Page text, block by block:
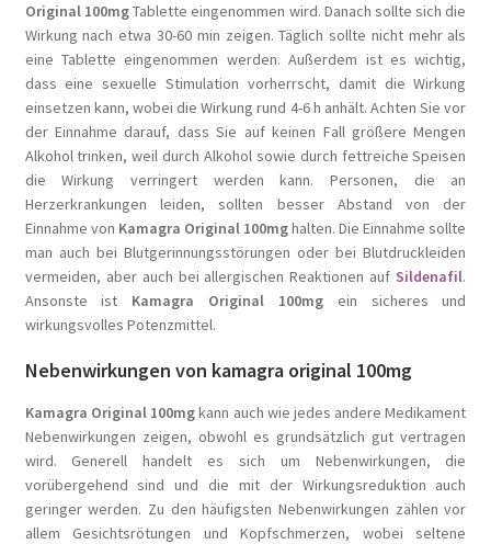
Original 100mgTablette eingenommen wird. Danach sollte sich die
Wirkung nach etwa 30-60 min zeigen. Täglich sollte nicht mehr als
eine Tablette eingenommen werden. Außerdem ist es wichtig,
dass eine sexuelle Stimulation vorherrscht, damit die Wirkung
einsetzen kann, wobei die Wirkung rund 4-6 h anhält. Achten Sie vor
der Einnahme darauf, dass Sie auf keinen Fall größere Mengen
Alkohol trinken, weil durch Alkohol sowie durch fettreiche Speisen
die Wirkung verringert werden kann. Personen, die an
Herzerkrankungen leiden, sollten besser Abstand von der
Einnahme von Kamagra Original 100mghalten. Die Einnahme sollte
man auch bei Blutgerinnungsstörungen oder bei Blutdruckleiden
vermeiden, aber auch bei allergischen Reaktionen aufSildenafil.
Ansonste ist Kamagra Original 100mgein sicheres und
wirkungsvolles Potenzmittel.
Nebenwirkungen von kamagra original 100mg
Kamagra Original 100mgkann auch wie jedes andere Medikament
Nebenwirkungen zeigen, obwohl es grundsätzlich gut vertragen
wird. Generell handelt es sich um Nebenwirkungen, die
vorübergehend sind und die mit der Wirkungsreduktion auch
geringer werden. Zu den häufigsten Nebenwirkungen zählen vor
allem Gesichtsrötungen und Kopfschmerzen, wobei seltene